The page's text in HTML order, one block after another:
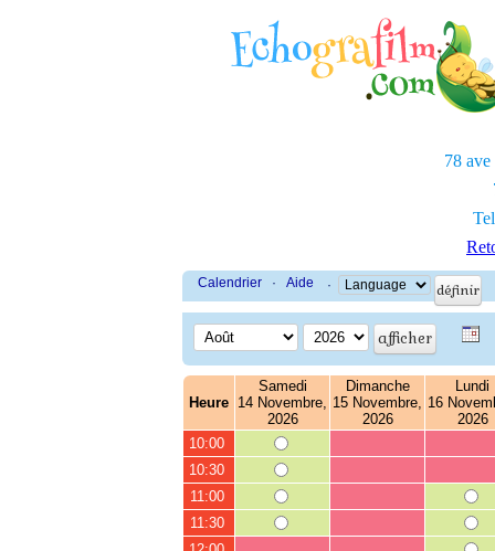
78 ave
Calendrier · Aide ·
Heure
Samedi
14 Novembre,
2026
Dimanche
15 Novembre,
2026
Lundi
16
2026
10:00
10:30
11:00
11:30